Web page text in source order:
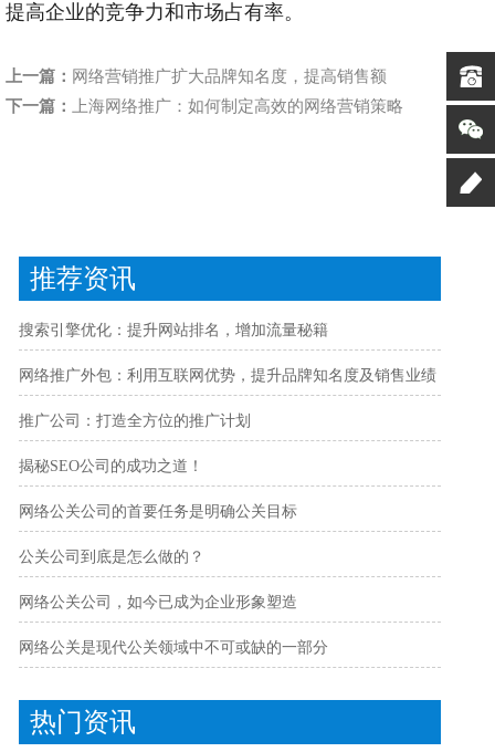
提高企业的竞争力和市场占有率。
上一篇： 网络营销推广扩大品牌知名度，提高销售额
下一篇：
上海网络推广：如何制定高效的网络营销策略
推荐资讯
搜索引擎优化：提升网站排名，增加流量秘籍
网络推广外包：利用互联网优势，提升品牌知名度及销售业绩
推广公司：打造全方位的推广计划
揭秘SEO公司的成功之道！
网络公关公司的首要任务是明确公关目标
公关公司到底是怎么做的？
网络公关公司，如今已成为企业形象塑造
网络公关是现代公关领域中不可或缺的一部分
热门资讯